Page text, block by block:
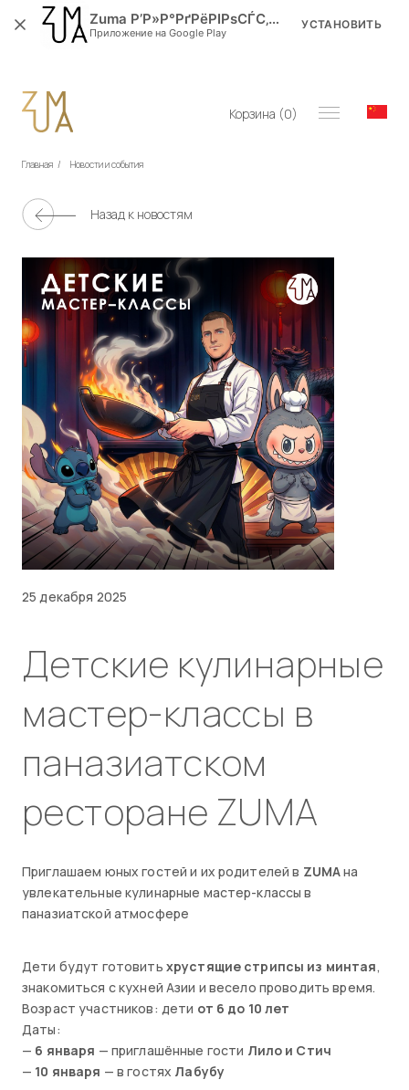
Корзина (0)
Главная / Новости и события
Назад к новостям
25 декабря 2025
Детские кулинарные
мастер-классы в
паназиатском
ресторане ZUMA
Приглашаем юных гостей и их родителей в ZUMAна
увлекательные кулинарные мастер-классы в
паназиатской атмосфере
Дети будут готовить хрустящие стрипсы из минтая,
знакомиться с кухней Азии и весело проводить время.
Возраст участников: дети от 6 до 10 лет
Даты:
— 6 января — приглашённые гости Лило и Стич
— 10 января — в гостях Лабубу
Zuma Р’Р»Р°РґРёРІРѕСЃС‚РѕРє
Приложение на Google Play
УСТАНОВИТЬ